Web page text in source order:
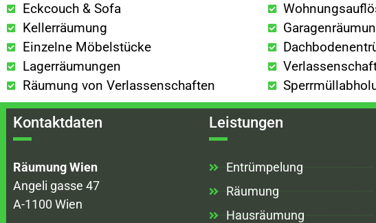
Eckcouch & Sofa
Kellerräumung
Einzelne Möbelstücke
Lagerräumungen
Räumung von Verlassenschaften
Kontaktdaten
Räumung Wien
Angeli gasse 47
A-1100 Wien
Leistungen
Entrümpelung
Räumung
Hausräumung